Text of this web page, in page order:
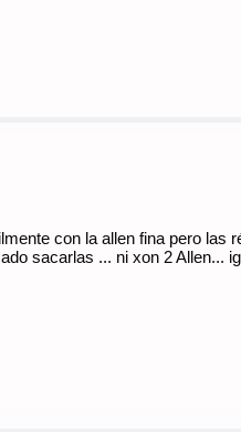
con la allen fina pero
sacarlas ... ni xon 2 Allen...